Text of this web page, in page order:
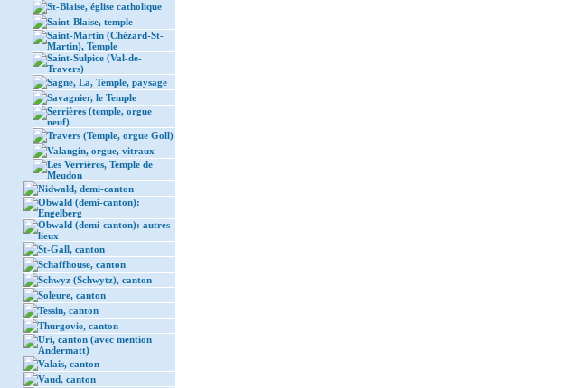
St-Blaise, église catholique
Saint-Blaise, temple
Saint-Martin (Chézard-St-
Martin), Temple
Saint-Sulpice (Val-de-
Travers)
Sagne, La, Temple, paysage
Savagnier, le Temple
Serrières (temple, orgue
neuf)
Travers (Temple, orgue Goll)
Valangin, orgue, vitraux
Les Verrières, Temple de
Meudon
Nidwald, demi-canton
Obwald (demi-canton):
Engelberg
Obwald (demi-canton): autres
lieux
St-Gall, canton
Schaffhouse, canton
Schwyz (Schwytz), canton
Soleure, canton
Tessin, canton
Thurgovie, canton
Uri, canton (avec mention
Andermatt)
Valais, canton
Vaud, canton